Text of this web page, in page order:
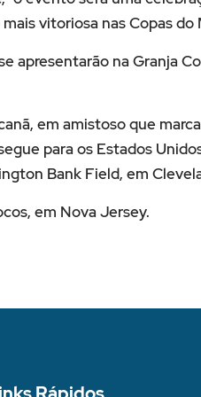
vitoriosa nas Copas do
apresentarão na Granja
em amistoso que
para os Estados
Bank Field, em
em Nova Jersey.